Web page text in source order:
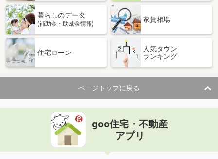
暮らしのデータ
(補助金・助成金情報)
家賃相場
住宅ローン
人気タウン
ランキング
ページトップに戻る
goo住宅・不動産
アプリ